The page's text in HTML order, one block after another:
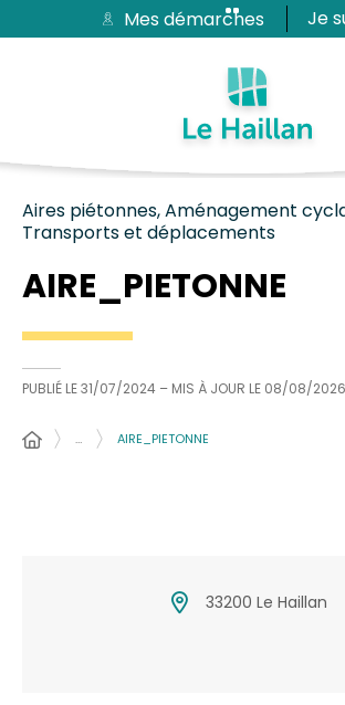
Aide et accessibilité
Passer au menu
Passer au contenuMes démarches Je
Aires piétonnes, Aménagement
Transports et déplacements
AIRE_PIETONNE
PUBLIÉ LE31/07/2024 – MIS À JOUR LE 08/08/2026
… AIRE_PIETONNE
33200 Le Haillan